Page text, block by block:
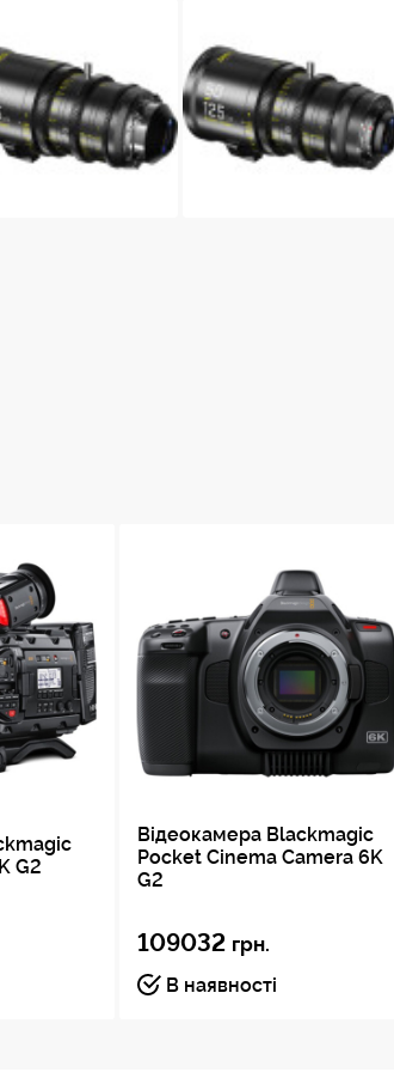
G2
Відеокамера Blackmagic
Pocket Cinema Camera 6K
G2
109032 грн.
В наявності